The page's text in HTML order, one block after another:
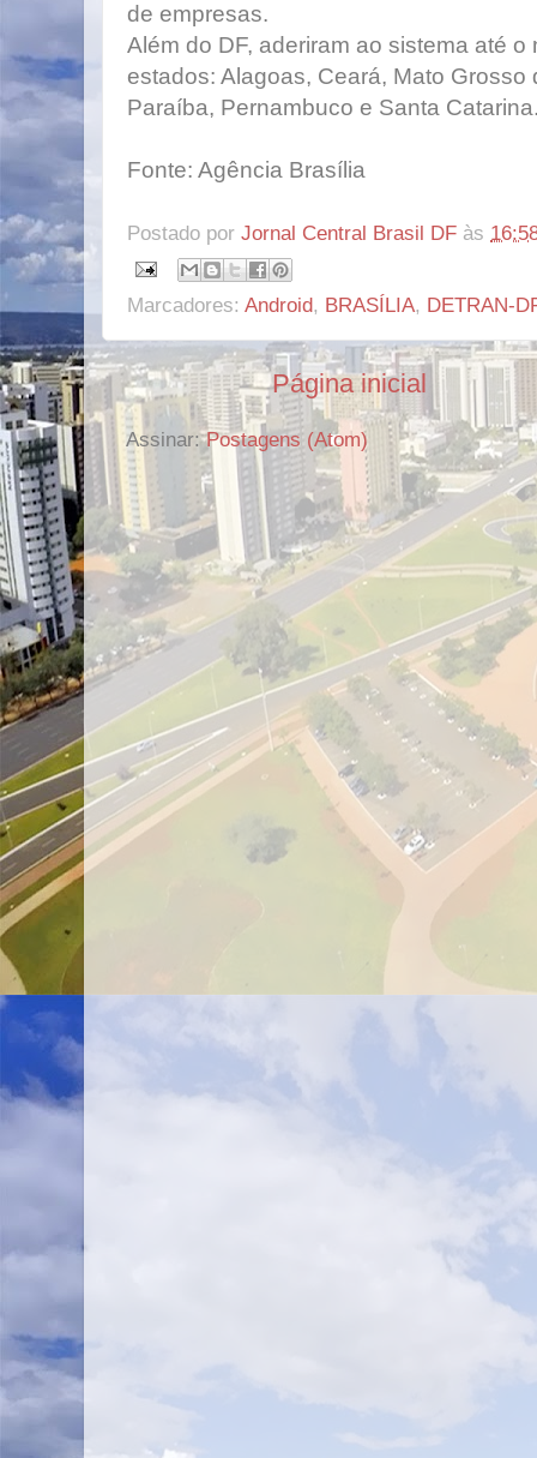
de empresas.
Além do DF, aderiram ao sistema até
estados: Alagoas, Ceará, Mato Grosso
Paraíba, Pernambuco e Santa
Fonte: Agência Brasília
Postado por Jornal Central Brasil DF às
Marcadores: Android, BRASÍLIA, DETRAN-
Página inicial
Assinar:Postagens (Atom)